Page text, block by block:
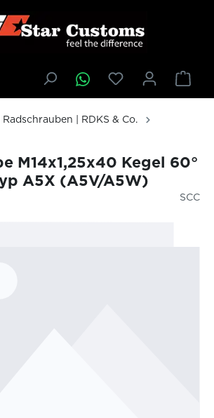
| RDKS & Co.
M14x1,25x40 Kegel 60°
A5X (A5V/A5W)
SCC